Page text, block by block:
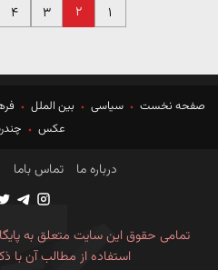
۱ ۲ ۳ ۴
صفحه نخست سیاسی بین الملل
عکس
درباره ما تماس باما
تمامی حقوق این سایت متعلق به
استفاده از مطالب آن با